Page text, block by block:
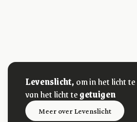
Levenslicht, om in het licht te
van het licht tegetuigen
Meer over Levenslicht